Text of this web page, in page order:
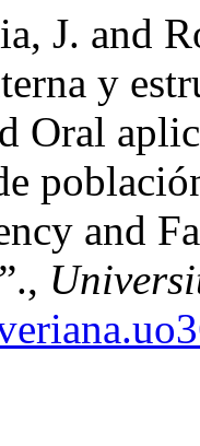
J. and
y
Oral
and